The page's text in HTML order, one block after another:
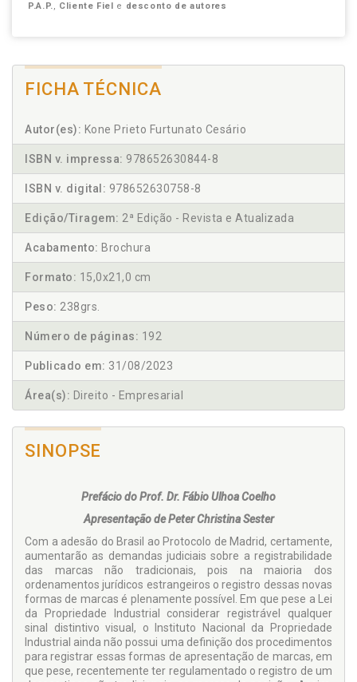
P.A.P., Cliente Fiel e desconto de autores
FICHA TÉCNICA
Autor(es): Kone Prieto Furtunato Cesário
ISBN v. impressa: 978652630844-8
ISBN v. digital: 978652630758-8
Edição/Tiragem: 2ª Edição - Revista e Atualizada
Acabamento: Brochura
Formato: 15,0x21,0 cm
Peso: 238grs.
Número de páginas: 192
Publicado em: 31/08/2023
Área(s): Direito - Empresarial
SINOPSE
Prefácio do Prof. Dr. Fábio Ulhoa Coelho
Apresentação de Peter Christina Sester
Com a adesão do Brasil ao Protocolo de Madrid, certamente,
aumentarão as demandas judiciais sobre a registrabilidade
das marcas não tradicionais, pois na maioria dos
ordenamentos jurídicos estrangeiros o registro dessas novas
formas de marcas é plenamente possível. Em que pese a Lei
da Propriedade Industrial considerar registrável qualquer
sinal distintivo visual, o Instituto Nacional da Propriedade
Industrial ainda não possui uma definição dos procedimentos
para registrar essas formas de apresentação de marcas, em
que pese, recentemente ter regulamentado o registro de um